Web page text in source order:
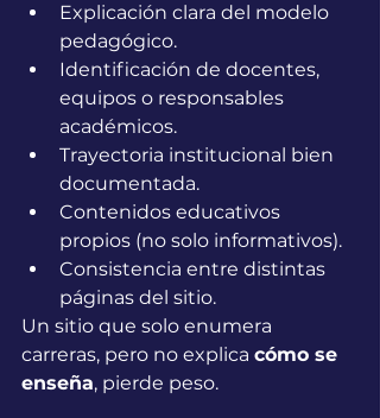
Explicación clara del modelo
pedagógico.
Identificación de docentes,
equipos o responsables
académicos.
Trayectoria institucional bien
documentada.
Contenidos educativos
propios (no solo informativos).
Consistencia entre distintas
páginas del sitio.
Un sitio que solo enumera
carreras, pero no explica cómo se
enseña, pierde peso.